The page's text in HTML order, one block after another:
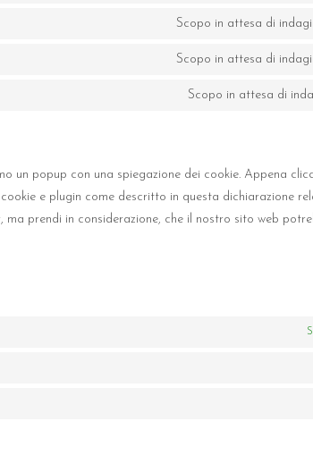
Scopo in attesa di
Scopo in attesa di
Scopo in attesa di
un popup con una spiegazione dei cookie. Appena
e plugin come descritto in questa dichiarazione
prendi in considerazione, che il nostro sito web